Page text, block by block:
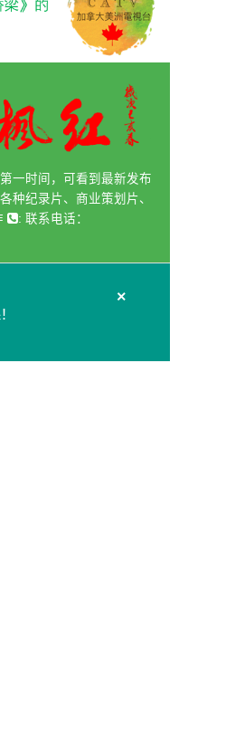
一时间，可看到最新发布
种纪录片、商业策划片、
: 联系电话：
×